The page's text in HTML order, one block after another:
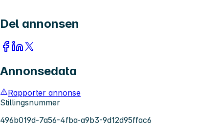
Del annonsen
Annonsedata
Rapporter annonse
Stillingsnummer
496b019d-7a56-4fba-a9b3-9d12d95ffac6